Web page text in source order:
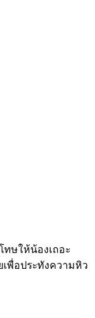
ทษให้น้องเถอะ
พื่อประทังความหิว